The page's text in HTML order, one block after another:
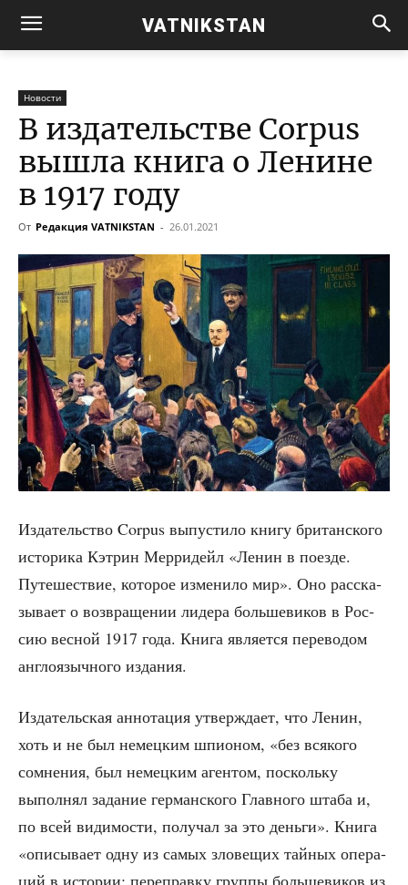
VATNIKSTAN
Новости
В издательстве Corpus
вышла книга о Ленине
в 1917 году
От Редакция VATNIKSTAN - 26.01.2021
Изда­тель­ство Corpus выпу­сти­ло кни­гу бри­тан­ско­го
исто­ри­ка Кэтрин Мер­ридейл «Ленин в поез­де.
Путе­ше­ствие, кото­рое изме­ни­ло мир». Оно рас­ска­
зы­ва­ет о воз­вра­ще­нии лиде­ра боль­ше­ви­ков в Рос­
сию вес­ной 1917 года. Кни­га явля­ет­ся пере­во­дом
англо­языч­но­го издания.
Изда­тель­ская анно­та­ция утвер­жда­ет, что Ленин,
хоть и не был немец­ким шпи­о­ном, «без вся­ко­го
сомне­ния, был немец­ким аген­том, посколь­ку
выпол­нял зада­ние гер­ман­ско­го Глав­но­го шта­ба и,
по всей види­мо­сти, полу­чал за это день­ги». Кни­га
«опи­сы­ва­ет одну из самых зло­ве­щих тай­ных опе­ра­